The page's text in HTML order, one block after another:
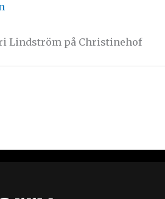
Lindström på Christinehof